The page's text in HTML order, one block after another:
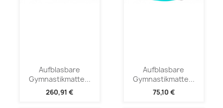
Aufblasbare
Gymnastikmatte...
260,91 €
Aufblasbare
Gymnastikmatte...
75,10 €